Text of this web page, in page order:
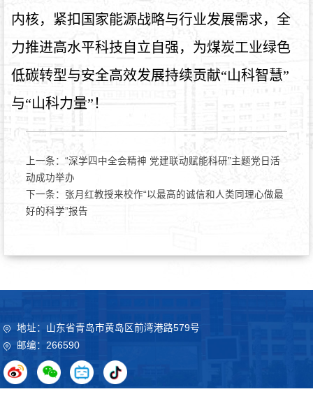
内核，紧扣国家能源战略与行业发展需求，全
力推进高水平科技自立自强，为煤炭工业绿色
低碳转型与安全高效发展持续贡献“山科智慧”
与“山科力量”！
上一条： “深学四中全会精神 党建联动赋能科研”主题党日活
动成功举办
下一条： 张月红教授来校作“以最高的诚信和人类同理心做最
好的科学”报告
地址：山东省青岛市黄岛区前湾港路579号
邮编：266590